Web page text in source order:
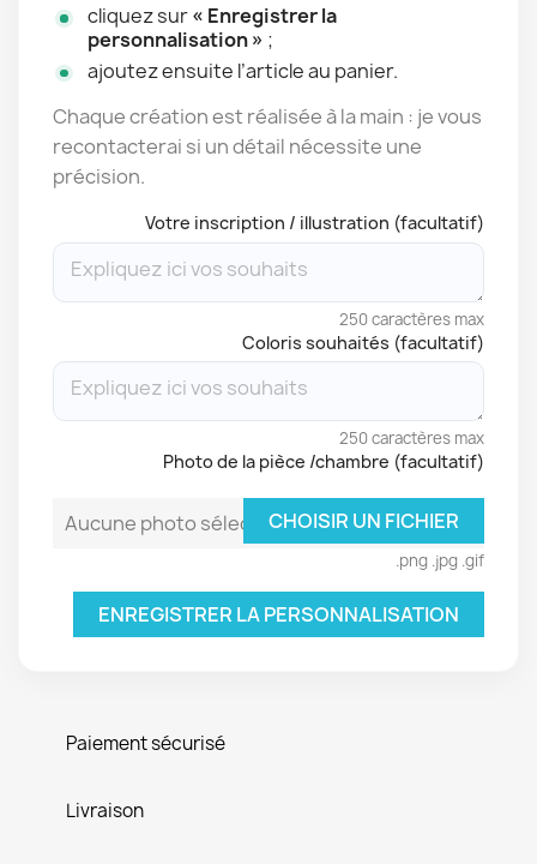
cliquez sur« Enregistrer la
personnalisation » ;
ajoutez ensuite l’article au panier.
Chaque création est réalisée à la main : je vous
recontacterai si un détail nécessite une
précision.
Votre inscription / illustration (facultatif)
250 caractères max
Coloris souhaités (facultatif)
250 caractères max
Photo de la pièce /chambre (facultatif)
Aucune photo sélectionnéeCHOISIR UN FICHIER
.png .jpg .gif
ENREGISTRER LA PERSONNALISATION
Paiement sécurisé
Livraison